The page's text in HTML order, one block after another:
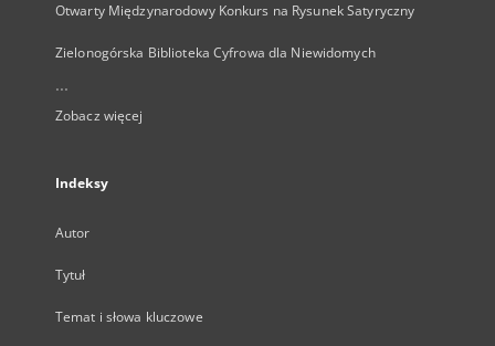
Otwarty Międzynarodowy Konkurs na Rysunek Satyryczny
Zielonogórska Biblioteka Cyfrowa dla Niewidomych
...
Zobacz więcej
Indeksy
Autor
Tytuł
Temat i słowa kluczowe